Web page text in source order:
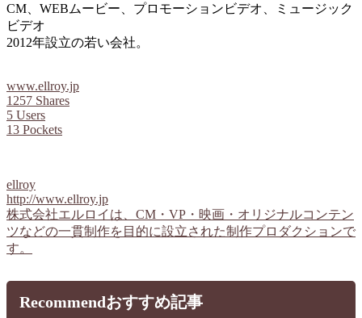
CM、WEBムービー、プロモーションビデオ、ミュージック
ビデオ
2012年設立の若い会社。
www.ellroy.jp
1257 Shares
5 Users
13 Pockets
ellroy
http://www.ellroy.jp
株式会社エルロイは、CM・VP・映画・オリジナルコンテン
ツなどの一貫制作を目的に設立された制作プロダクションで
す。
Recommendおすすめ記事